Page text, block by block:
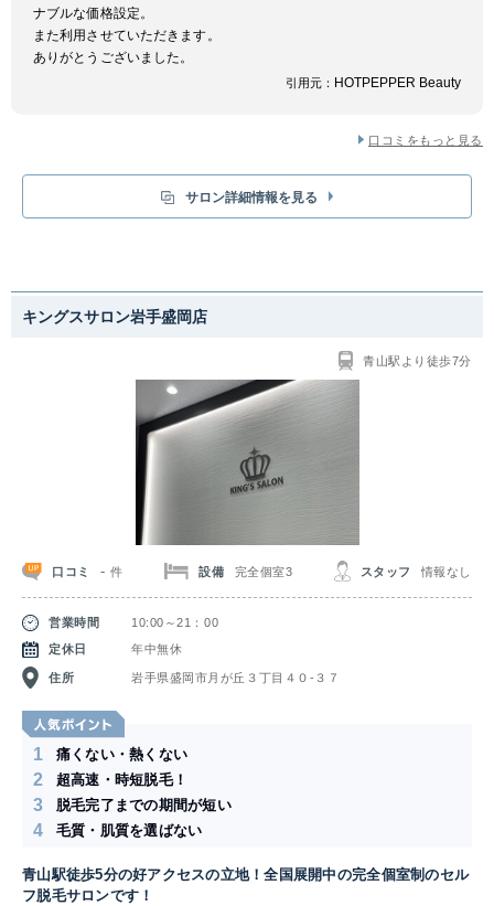
ナブルな価格設定。
また利用させていただきます。
ありがとうございました。
引用元： HOTPEPPER Beauty
口コミをもっと見る
サロン詳細情報を見る
キングスサロン岩手盛岡店
青山駅より徒歩7分
口コミ -件 設備 完全個室3 スタッフ 情報なし
営業時間
10:00～21：00
定休日
年中無休
住所 岩手県盛岡市月が丘３丁目４０-３７
1 痛くない・熱くない
2 超高速・時短脱毛！
3 脱毛完了までの期間が短い
4 毛質・肌質を選ばない
青山駅徒歩5分の好アクセスの立地！全国展開中の完全個室制のセル
フ脱毛サロンです！